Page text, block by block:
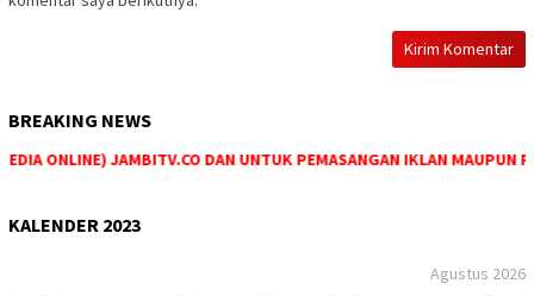
BREAKING NEWS
ONLINE) JAMBITV.CO DAN UNTUK PEMASANGAN IKLAN MAUPUN
KALENDER 2023
Agustus 2026